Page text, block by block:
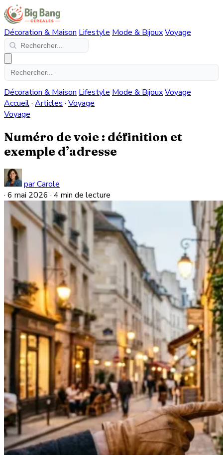
Décoration & Maison Lifestyle Mode & BijouxVoyage
Décoration & Maison Lifestyle Mode & BijouxVoyage
Accueil· Articles · Voyage
Voyage
Numéro de voie : définition et
exemple d’adresse
par Carole
· 6 mai 2026 · 4 min de lecture